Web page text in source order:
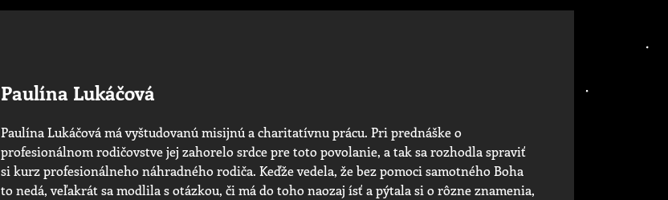
Paulína Lukáčová
Paulína Lukáčová má vyštudovanú misijnú a charitatívnu prácu. Pri prednáške o
profesionálnom rodičovstve jej zahorelo srdce pre toto povolanie, a tak sa rozhodla spraviť
si kurz profesionálneho náhradného rodiča. Keďže vedela, že bez pomoci samotného Boha
to nedá, veľakrát sa modlila s otázkou, či má do toho naozaj ísť a pýtala si o rôzne znamenia,